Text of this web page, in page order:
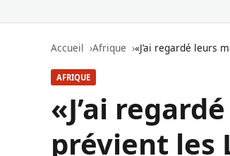
Accueil Afrique «J’ai regardé leurs
AFRIQUE
«J’ai
prévient les